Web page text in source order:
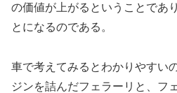
の価値が上がるということであ
とになるのである。
車で考えてみるとわかりやすい
ジンを詰んだフェラーリと、フ